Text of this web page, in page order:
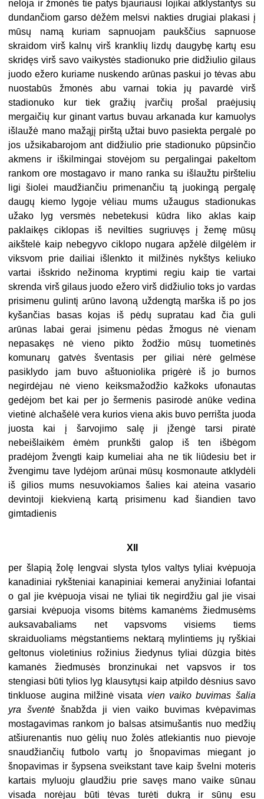
neloja ir žmonės tie patys bjauriausi lojikai atklystantys su
dundančiom garso dėžėm melsvi nakties drugiai plakasi į
mūsų namą kuriam sapnuojam paukščius sapnuose
skraidom virš kalnų virš kranklių lizdų daugybę kartų esu
skridęs virš savo vaikystės stadionuko prie didžiulio gilaus
juodo ežero kuriame nuskendo arūnas paskui jo tėvas abu
nuostabūs žmonės abu varnai tokia jų pavardė virš
stadionuko kur tiek gražių įvarčių prošal praėjusių
mergaičių kur ginant vartus buvau arkanada kur kamuolys
išlaužė mano mažąjį pirštą užtai buvo pasiekta pergalė po
jos užsikabarojom ant didžiulio prie stadionuko pūpsinčio
akmens ir iškilmingai stovėjom su pergalingai pakeltom
rankom ore mostagavo ir mano ranka su išlaužtu piršteliu
ligi šiolei maudžiančiu primenančiu tą juokingą pergalę
daugų kiemo lygoje vėliau mums užaugus stadionukas
užako lyg versmės nebetekusi kūdra liko aklas kaip
paklaikęs ciklopas iš nevilties sugriuvęs į žemę mūsų
aikštelė kaip nebegyvo ciklopo nugara apžėlė dilgėlėm ir
viksvom prie dailiai išlenkto it milžinės nykštys keliuko
vartai išskrido nežinoma kryptimi regiu kaip tie vartai
skrenda virš gilaus juodo ežero virš didžiulio toks jo vardas
prisimenu gulintį arūno lavoną uždengtą marška iš po jos
kyšančias basas kojas iš pėdų supratau kad čia guli
arūnas labai gerai įsimenu pėdas žmogus nė vienam
nepasakęs nė vieno pikto žodžio mūsų tuometinės
komunarų gatvės šventasis per giliai nėrė gelmėse
pasiklydo jam buvo aštuoniolika prigėrė iš jo burnos
negirdėjau nė vieno keiksmažodžio kažkoks ufonautas
gedėjom bet kai per jo šermenis pasirodė anūke vedina
vietinė alchašėlė vera kurios viena akis buvo perrišta juoda
juosta kai į šarvojimo salę ji įžengė tarsi piratė
nebeišlaikėm ėmėm prunkšti galop iš ten išbėgom
pradėjom žvengti kaip kumeliai aha ne tik liūdesiu bet ir
žvengimu tave lydėjom arūnai mūsų kosmonaute atklydėli
iš gilios mums nesuvokiamos šalies kai ateina vasario
devintoji kiekvieną kartą prisimenu kad šiandien tavo
gimtadienis
XII
per šlapią žolę lengvai slysta tylos valtys tyliai kvėpuoja
kanadiniai rykšteniai kanapiniai kemerai anyžiniai lofantai
o gal jie kvėpuoja visai ne tyliai tik negirdžiu gal jie visai
garsiai kvėpuoja visoms bitėms kamanėms žiedmusėms
auksavabaliams net vapsvoms visiems tiems
skraiduoliams mėgstantiems nektarą mylintiems jų ryškiai
geltonus violetinius rožinius žiedynus tyliai dūzgia bitės
kamanės žiedmusės bronzinukai net vapsvos ir tos
stengiasi būti tylios lyg klausytųsi kaip atpildo dėsnius savo
tinkluose augina milžinė visata vien vaiko buvimas šalia
yra šventė šnabžda ji vien vaiko buvimas kvėpavimas
mostagavimas rankom jo balsas atsimušantis nuo medžių
atšiurenantis nuo gėlių nuo žolės atlekiantis nuo pievoje
snaudžiančių futbolo vartų jo šnopavimas miegant jo
šnopavimas ir šypsena sveikstant tave kaip švelni moteris
kartais myluoju glaudžiu prie savęs mano vaike sūnau
visada norėjau būti tėvas turėti dukrą ir sūnų esu